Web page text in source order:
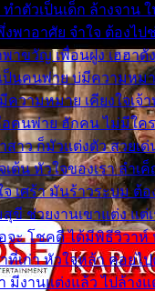
ำตัวเป็นเด็ก ล้างจาน
พาอาศัย จำใจ ต้องไป
าขวัญ เพื่อนฝูง เฮฮาดั
ป็นคนพ่าย บ่มีความหมา
วามหมาย เคียงใจเจ้า
อคนพ่าย ฮักคน ไม่มีใค
สาว ก็มัวแต่งตัว สวยเด่
เต้น หัวใจของเรา ลำเ
เศร้า มันร้าวระบม ต้
ขี ช่วยงานเขาแต่ง แต่
จะ โชคดี ได้มีพิธีวิวาห์
ที่เก่า หัวใจหล้า คอยไ
มีงานแต่งแล้ว ไปล้าง